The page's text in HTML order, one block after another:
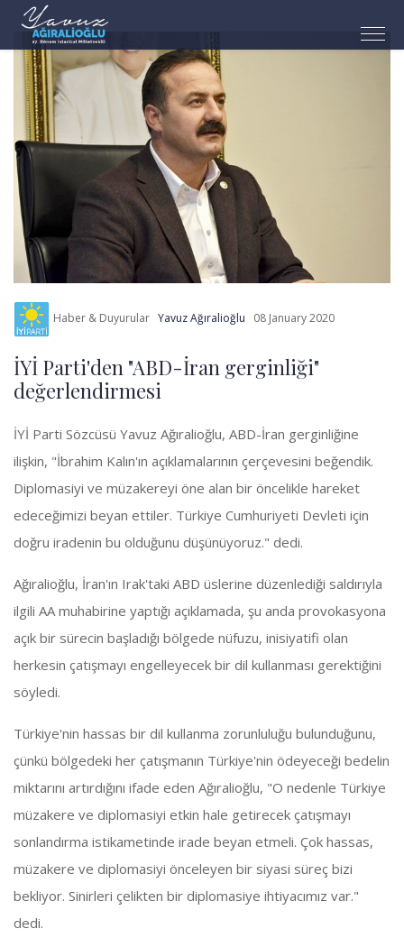
Haber & Duyurular Yavuz Ağıralioğlu 08 January 2020
İYİ Parti'den "ABD-İran gerginliği"
değerlendirmesi
İYİ Parti Sözcüsü Yavuz Ağıralioğlu, ABD-İran gerginliğine
ilişkin, "İbrahim Kalın'ın açıklamalarının çerçevesini beğendik.
Diplomasiyi ve müzakereyi öne alan bir öncelikle hareket
edeceğimizi beyan ettiler. Türkiye Cumhuriyeti Devleti için
doğru iradenin bu olduğunu düşünüyoruz." dedi.
Ağıralioğlu, İran'ın Irak'taki ABD üslerine düzenlediği saldırıyla
ilgili AA muhabirine yaptığı açıklamada, şu anda provokasyona
açık bir sürecin başladığı bölgede nüfuzu, inisiyatifi olan
herkesin çatışmayı engelleyecek bir dil kullanması gerektiğini
söyledi.
Türkiye'nin hassas bir dil kullanma zorunluluğu bulunduğunu,
çünkü bölgedeki her çatışmanın Türkiye'nin ödeyeceği bedelin
miktarını artırdığını ifade eden Ağıralioğlu, "O nedenle Türkiye
müzakere ve diplomasiyi etkin hale getirecek çatışmayı
sonlandırma istikametinde irade beyan etmeli. Çok hassas,
müzakere ve diplomasiyi önceleyen bir siyasi süreç bizi
bekliyor. Sinirleri çelikten bir diplomasiye ihtiyacımız var."
dedi.